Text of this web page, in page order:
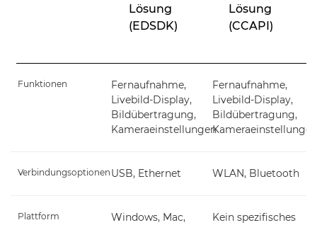
Lösung
(EDSDK)
Lösung
(CCAPI)
Funktionen
Fernaufnahme,
Livebild-Display,
Bildübertragung,
Kameraeinstellungen
Fernaufnahme,
Livebild-Display,
Bildübertragung,
Kameraeinstellungen
Verbindungsoptionen USB, Ethernet WLAN, Bluetooth
Plattform
Windows, Mac,
Kein spezifisches